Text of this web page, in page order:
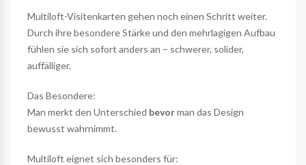
Multiloft-Visitenkarten gehen noch einen Schritt weiter.
Durch ihre besondere Stärke und den mehrlagigen Aufbau
fühlen sie sich sofort anders an – schwerer, solider,
auffälliger.
Das Besondere:
Man merkt den Unterschied bevorman das Design
bewusst wahrnimmt.
Multiloft eignet sich besonders für: